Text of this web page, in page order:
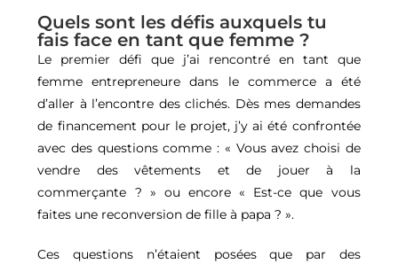
Quels sont les défis auxquels tu
fais face en tant que femme ?
Le premier défi que j’ai rencontré en tant que
femme entrepreneure dans le commerce a été
d’aller à l’encontre des clichés. Dès mes demandes
de financement pour le projet, j’y ai été confrontée
avec des questions comme : « Vous avez choisi de
vendre des vêtements et de jouer à la
commerçante ? » ou encore « Est-ce que vous
faites une reconversion de fille à papa ? ».
Ces questions n’étaient posées que par des